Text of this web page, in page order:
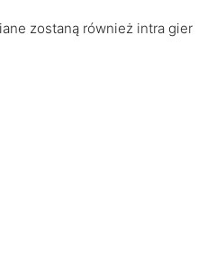
zostaną również intra gier